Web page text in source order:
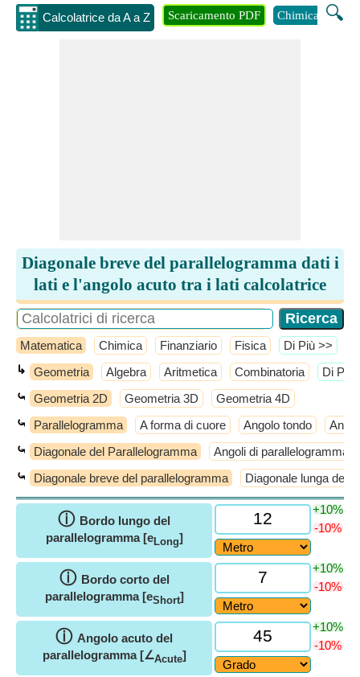
Calcolatrice da A a Z 🔍
Scaricamento PDF Chimica
Diagonale breve del parallelogramma dati i
lati e l'angolo acuto tra i lati calcolatrice
Matematica Chimica Finanziario Fisica ​Di Più >>
↳ Geometria Algebra Aritmetica Combinatoria ​Di Più
⤿ Geometria 2D Geometria 3D Geometria 4D
⤿ Parallelogramma A forma di cuore Angolo tondo
⤿ Diagonale del Parallelogramma Angoli di parallelogramma
⤿ Diagonale breve del parallelogramma Diagonale lunga del
ⓘ Bordo lungo del
parallelogramma [eLong]
+10%
-10%
ⓘ Bordo corto del
parallelogramma [eShort]
+10%
-10%
ⓘ Angolo acuto del
parallelogramma [∠Acute]
+10%
-10%